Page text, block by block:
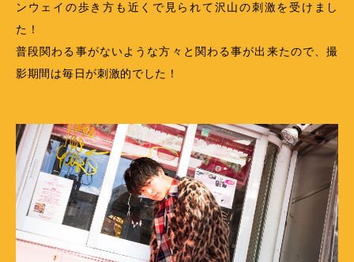
ンウェイの歩き方も近くで見られて沢山の刺激を受けまし
た！
普段関わる事がないような方々と関わる事が出来たので、撮
影期間は毎日が刺激的でした！